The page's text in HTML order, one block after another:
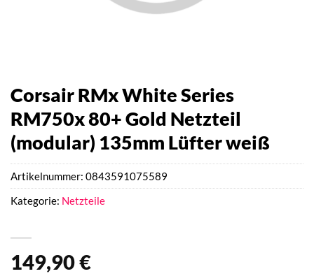
Corsair RMx White Series
RM750x 80+ Gold Netzteil
(modular) 135mm Lüfter weiß
149,90€
Artikelnummer: 0843591075589
Kategorie: Netzteile